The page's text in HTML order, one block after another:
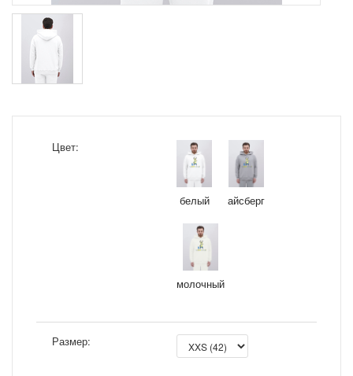
Цвет:
белый айсберг
молочный
Размер: